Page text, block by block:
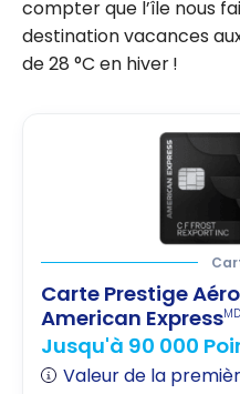
compter que l’île nous
destination vacances
de 28 °C en hiver !
Carte Prestige
American ExpressMD
Jusqu'à 90 000
Valeur de la